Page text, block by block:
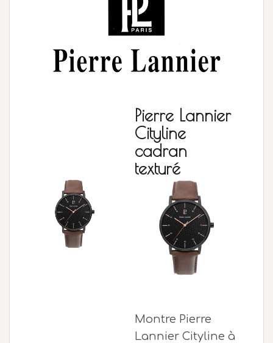
Pierre Lannier
Cityline
cadran
texturé
Montre Pierre
Lannier Cityline à